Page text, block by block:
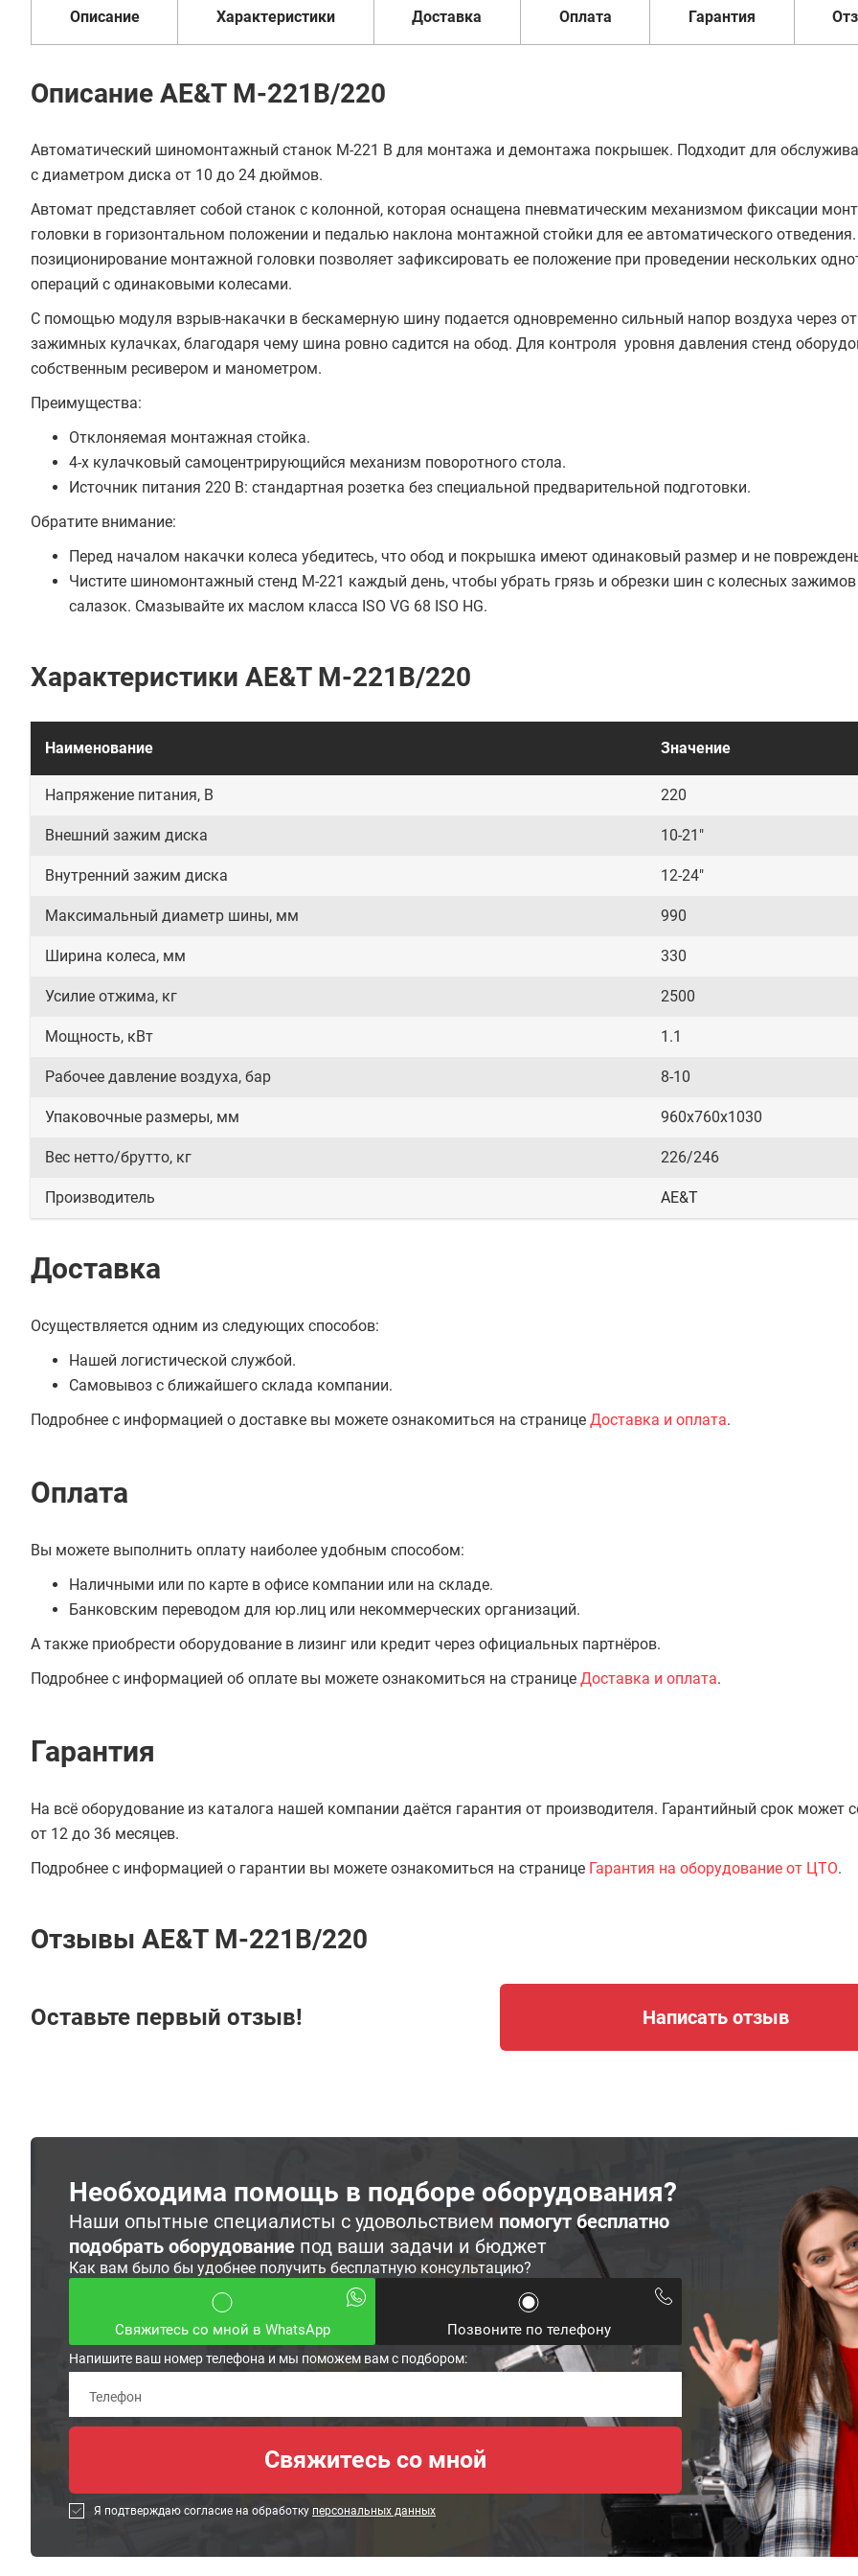
Купить в 1 клик
мес
Описание Характеристики Доставка Оплата Гарантия
Описание AE&T M-221B/220
Автоматический шиномонтажный станок М-221 В для монтажа и демонтажа покрышек. Подходит для
с диаметром диска от 10 до 24 дюймов.
Автомат представляет собой станок с колонной, которая оснащена пневматическим механизмом фиксации
головки в горизонтальном положении и педалью наклона монтажной стойки для ее автоматического
позиционирование монтажной головки позволяет зафиксировать ее положение при проведении нескольких
операций с одинаковыми колесами.
С помощью модуля взрыв-накачки в бескамерную шину подается одновременно сильный напор воздуха через
зажимных кулачках, благодаря чему шина ровно садится на обод. Для контроля уровня давления стенд
собственным ресивером и манометром.
Преимущества:
Отклоняемая монтажная стойка.
4-х кулачковый самоцентрирующийся механизм поворотного стола.
Источник питания 220 В: стандартная розетка без специальной предварительной подготовки.
Обратите внимание:
Перед началом накачки колеса убедитесь, что обод и покрышка имеют одинаковый размер и не
Чистите шиномонтажный стенд М-221 каждый день, чтобы убрать грязь и обрезки шин с колесных зажимов
салазок. Смазывайте их маслом класса ISO VG 68 ISO HG.
Характеристики AE&T M-221B/220
Наименование Значение
Напряжение питания, В 220
Внешний зажим диска 10-21"
Внутренний зажим диска 12-24"
Максимальный диаметр шины, мм 990
Ширина колеса, мм 330
Усилие отжима, кг 2500
Мощность, кВт 1.1
Рабочее давление воздуха, бар 8-10
Упаковочные размеры, мм 960х760х1030
Вес нетто/брутто, кг 226/246
Производитель AE&T
Доставка
Осуществляется одним из следующих способов:
Нашей логистической службой.
Самовывоз с ближайшего склада компании.
Подробнее с информацией о доставке вы можете ознакомиться на странице Доставка и оплата.
Оплата
Вы можете выполнить оплату наиболее удобным способом:
Наличными или по карте в офисе компании или на складе.
Банковским переводом для юр.лиц или некоммерческих организаций.
А также приобрести оборудование в лизинг или кредит через официальных партнёров.
Подробнее с информацией об оплате вы можете ознакомиться на странице Доставка и оплата.
Гарантия
На всё оборудование из каталога нашей компании даётся гарантия от производителя. Гарантийный срок может
от 12 до 36 месяцев.
Подробнее с информацией о гарантии вы можете ознакомиться на странице Гарантия на оборудование от ЦТО.
Отзывы AE&T M-221B/220
Оставьте первый отзыв! Написать отзыв
Необходима помощь в подборе оборудования?
Наши опытные специалисты с удовольствием помогут бесплатно
подобрать оборудование под ваши задачи и бюджет
Как вам было бы удобнее получить бесплатную консультацию?
Свяжитесь со мной в WhatsApp Позвоните по телефону
Напишите ваш номер телефона и мы поможем вам с подбором:
Я подтверждаю согласие на обработку персональных данных